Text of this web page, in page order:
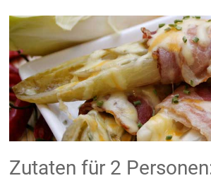
Zutaten für 2